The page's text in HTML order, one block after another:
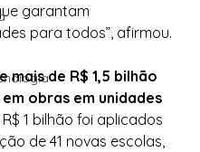
garantam
para todos”, afirmou.
mais de R$ 1,5 bilhão
obras em unidades
R$ 1 bilhão foi aplicados
de 41 novas escolas,